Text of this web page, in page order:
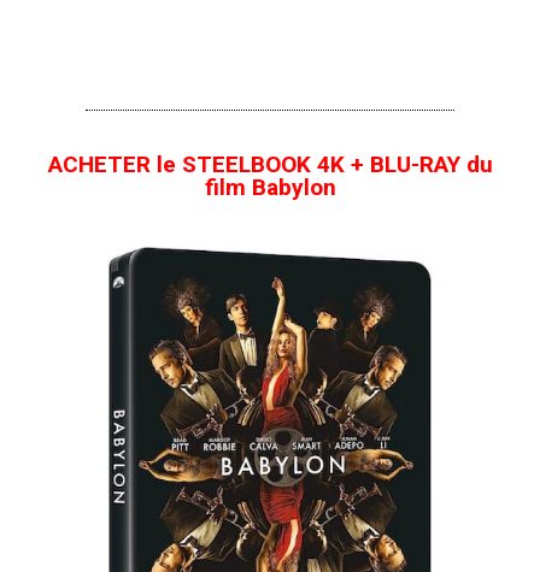
ACHETER le STEELBOOK 4K + BLU-RAY du
film Babylon